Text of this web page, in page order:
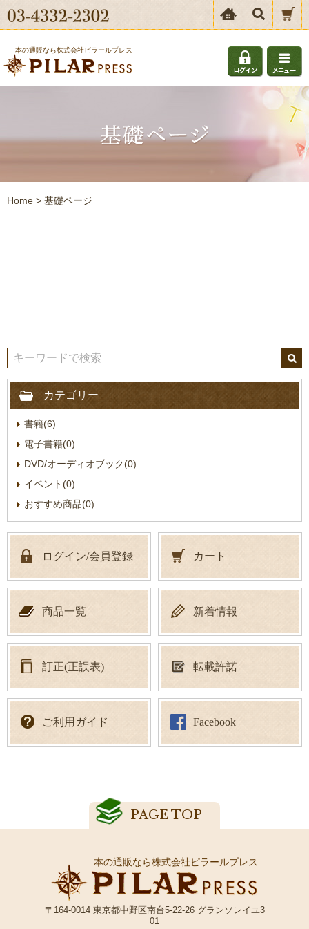
本の通販なら株式会社ピラールプレス
Home > 基礎ページ
カテゴリー
書籍(6)
電子書籍(0)
DVD/オーディオブック(0)
イベント(0)
おすすめ商品(0)
ログイン/会員登録 カート
商品一覧 新着情報
訂正(正誤表) 転載許諾
ご利用ガイド Facebook
PAGE TOP
本の通販なら株式会社ピラールプレス
〒164-0014 東京都中野区南台5-22-26 グランソレイユ3
01